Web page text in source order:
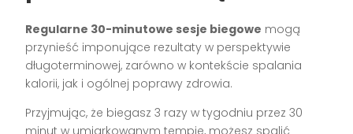
Regularne 30-minutowe sesje biegowe mogą
przynieść imponujące rezultaty w perspektywie
długoterminowej, zarówno w kontekście spalania
kalorii, jak i ogólnej poprawy zdrowia.
Przyjmując, że biegasz 3 razy w tygodniu przez 30